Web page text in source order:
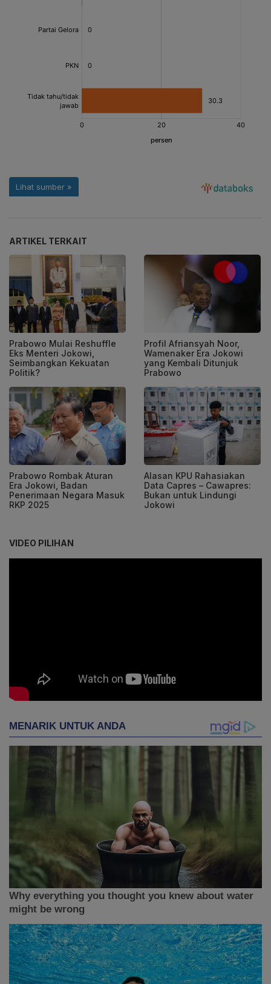
ARTIKEL TERKAIT
Prabowo Mulai Reshuffle
Eks Menteri Jokowi,
Seimbangkan Kekuatan
Politik?
Profil Afriansyah Noor,
Wamenaker Era Jokowi
yang Kembali Ditunjuk
Prabowo
Prabowo Rombak Aturan
Era Jokowi, Badan
Penerimaan Negara Masuk
RKP 2025
Alasan KPU Rahasiakan
Data Capres – Cawapres:
Bukan untuk Lindungi
Jokowi
VIDEO PILIHAN